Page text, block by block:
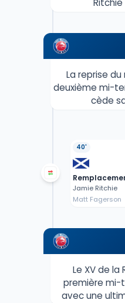
Ritchie
La reprise
deuxième mi-
cède
40'
Jamie Ritchie
Matt Fagerson
Le XV de
première mi-
avec une